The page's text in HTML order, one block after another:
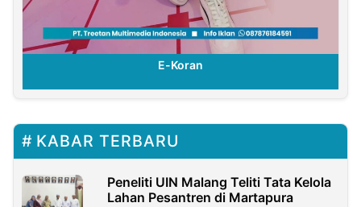
E-Koran
KABAR TERBARU
Peneliti UIN Malang Teliti Tata Kelola
Lahan Pesantren di Martapura